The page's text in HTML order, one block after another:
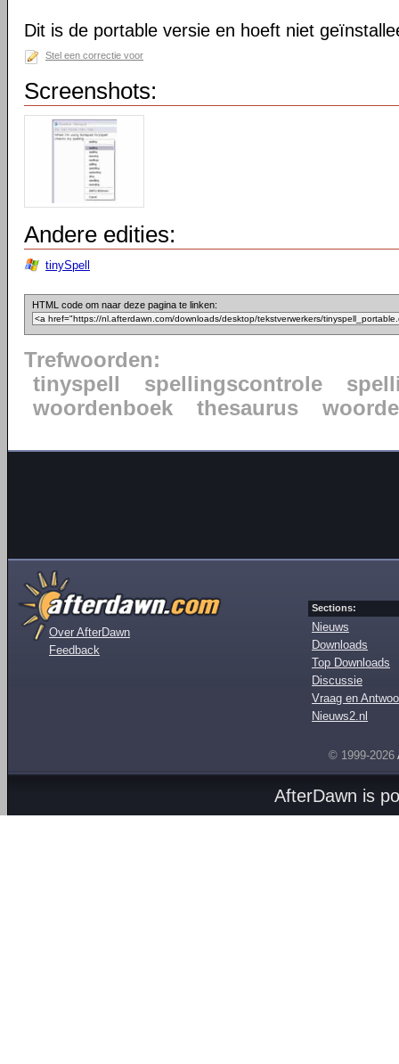
Dit is de portable versie en hoeft niet
Stel een correctie voor
Screenshots:
Andere edities:
tinySpell
HTML code om naar deze pagina te linken:
Trefwoorden:
tinyspell
spellingscontrole
woordenboek
thesaurus
Over AfterDawn
Feedback
Sections:
Nieuws
Downloads
Top Downloads
Discussie
Vraag en
Nieuws2.nl
© 1999-2026
AfterDawn is